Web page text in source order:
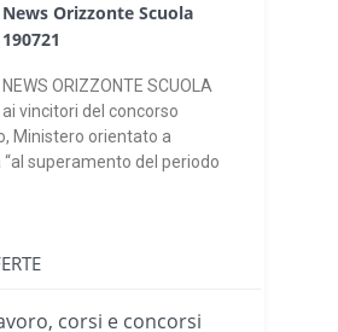
News Orizzonte Scuola
190721
NEWS ORIZZONTE SCUOLA
vincitori del concorso
Ministero orientato a
superamento del periodo
corsi e concorsi